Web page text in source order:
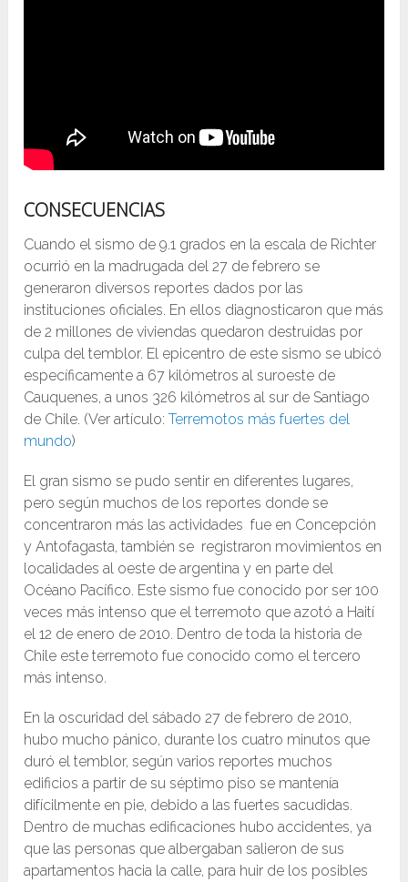
CONSECUENCIAS
Cuando el sismo de 9.1 grados en la escala de Richter
ocurrió en la madrugada del 27 de febrero se
generaron diversos reportes dados por las
instituciones oficiales. En ellos diagnosticaron que más
de 2 millones de viviendas quedaron destruidas por
culpa del temblor. El epicentro de este sismo se ubicó
específicamente a 67 kilómetros al suroeste de
Cauquenes, a unos 326 kilómetros al sur de Santiago
de Chile. (Ver artículo:Terremotos más fuertes del
mundo)
El gran sismo se pudo sentir en diferentes lugares,
pero según muchos de los reportes donde se
concentraron más las actividades fue en Concepción
y Antofagasta, también se registraron movimientos en
localidades al oeste de argentina y en parte del
Océano Pacífico. Este sismo fue conocido por ser 100
veces más intenso que el terremoto que azotó a Haití
el 12 de enero de 2010. Dentro de toda la historia de
Chile este terremoto fue conocido como el tercero
más intenso.
En la oscuridad del sábado 27 de febrero de 2010,
hubo mucho pánico, durante los cuatro minutos que
duró el temblor, según varios reportes muchos
edificios a partir de su séptimo piso se mantenía
difícilmente en pie, debido a las fuertes sacudidas.
Dentro de muchas edificaciones hubo accidentes, ya
que las personas que albergaban salieron de sus
apartamentos hacia la calle, para huir de los posibles